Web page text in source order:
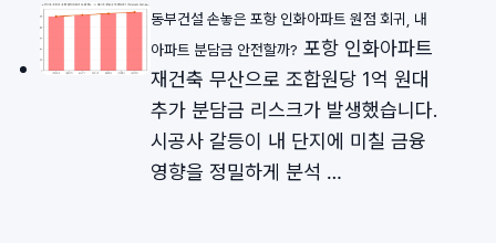
동부건설 손놓은 포항 인화아파트 원점 회귀, 내
아파트 분담금 안전할까? 포항 인화아파트
재건축 무산으로 조합원당 1억 원대
추가 분담금 리스크가 발생했습니다.
시공사 갈등이 내 단지에 미칠 금융
영향을 정밀하게 분석 …